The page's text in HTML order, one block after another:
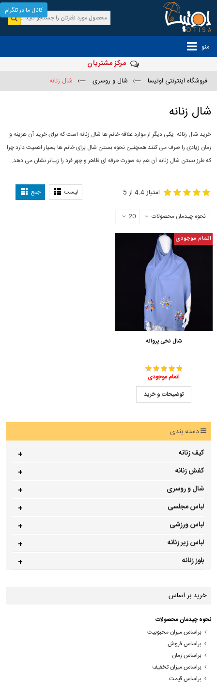
منو
مرکز مشتریان
فروشگاه اینترنتی اوتیسا —› شال و روسری —› شال زنانه
شال زنانه
خرید شال زنانه. یکی دیگر از موارد علاقه خانم ها شال زنانه است که برای خرید آن هزینه و
زمان زیادی را صرف می کنند همچنین نحوه بستن شال برای خانم ها بسیار اهمیت دارد چرا
که طرز بستن شال زنانه آن هم به صورت حرفه ای ظاهر و چهر فرد را زیباتر نشان می دهد.
لیست جمع | امتیاز 4.4 از 5
نحوه چیدمان محصولات 20
اتمام موجودی
شال نخی پروانه
اتمام موجودی
توضیحات و خرید
دسته بندی
کیف زنانه
کفش زنانه
شال و روسری
لباس مجلسی
لباس ورزشی
لباس زیر زنانه
بلوز زنانه
خرید بر اساس
نحوه چیدمان محصولات
براساس میزان محبوبیت
براساس فروش
براساس زمان
براساس میزان تخفیف
براساس قیمت
کانال ما در تلگرام